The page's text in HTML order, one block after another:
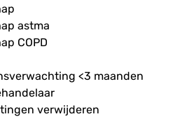
astma
COPD
<3 maanden
verwijderen